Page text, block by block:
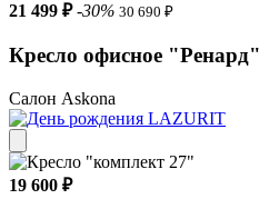
21 499 ₽ -30% 30 690 ₽
Кресло офисное "Ренард"
Салон Askona
19 600 ₽